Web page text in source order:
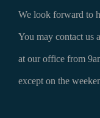
We look forward to
You may contact us
at our office from
except on the